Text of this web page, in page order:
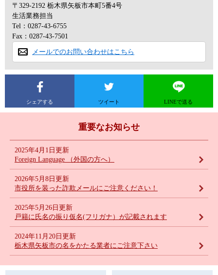
〒329-2192 栃木県矢板市本町5番4号
生活業務担当
Tel：0287-43-6755
Fax：0287-43-7501
メールでのお問い合わせはこちら
シェアする ツイート LINEで送る
重要なお知らせ
Foreign Language （外国の方へ）
2025年4月1日更新
市役所を装った詐欺メールにご注意ください！
2026年5月8日更新
戸籍に氏名の振り仮名(フリガナ）が記載されます
2025年5月26日更新
栃木県矢板市の名をかたる業者にご注意下さい
2024年11月20日更新